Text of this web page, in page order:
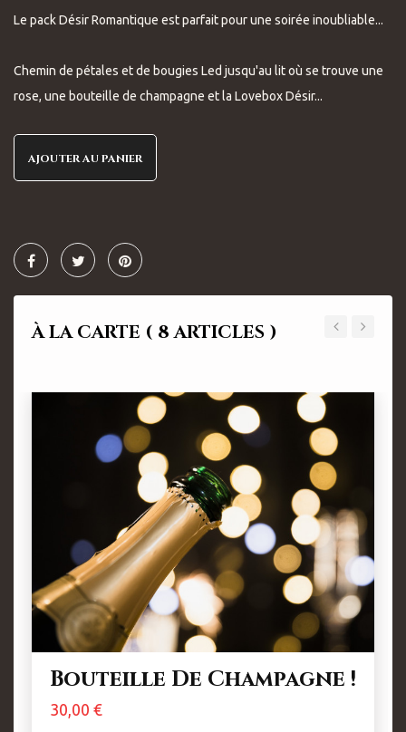
Le pack Désir Romantique est parfait pour une soirée inoubliable...
Chemin de pétales et de bougies Led jusqu'au lit où se trouve une
rose, une bouteille de champagne et la Lovebox Désir...
AJOUTER AU PANIER
À LA CARTE ( 8 ARTICLES )
Bouteille De Champagne !
Prix
30,00 €